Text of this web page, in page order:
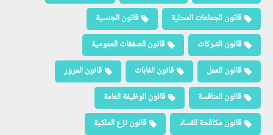
قانون الجماعات المحلية
قانون الجنسية
قانون الشركات
قانون الصفقات العمومية
قانون العمل
قانون الغابات
قانون المرور
قانون المنافسة
قانون الوظيفة العامة
قانون مكافحة الفساد
قانون نزع الملكية